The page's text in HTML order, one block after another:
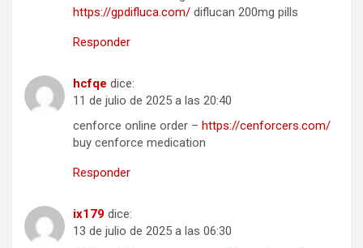
https://gpdifluca.com/ diflucan 200mg pills
Responder
hcfqe dice:
11 de julio de 2025 a las 20:40
cenforce online order – https://cenforcers.com/
buy cenforce medication
Responder
ix179 dice:
13 de julio de 2025 a las 06:30